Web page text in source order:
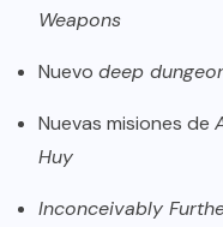
Weapons
Nuevo deep
Nuevas misiones de
Huy
Inconceivably